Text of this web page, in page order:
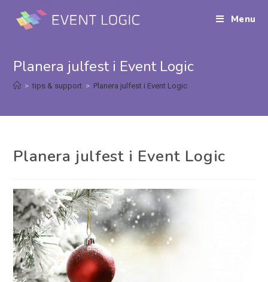
Menu
Planera julfest i Event Logic
> tips & support > Planera julfest i Event Logic
Planera julfest i Event Logic